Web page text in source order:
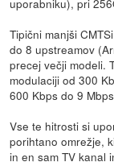
uporabniku), pri
Tipični manjši
do 8 upstreamov
precej večji modeli.
modulaciji od 300
600 Kbps do 9
Vse te hitrosti si
porihtano omrežje,
in en sam TV kanal